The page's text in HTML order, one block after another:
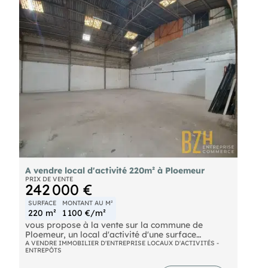
A vendre local d'activité 220m² à Ploemeur
PRIX DE VENTE
242 000 €
SURFACE
220 m²
MONTANT AU M²
1 100 €/m²
vous propose à la vente sur la commune de
Ploemeur, un local d'activité d'une surface
d'environ 220 m2 sur dalle béton, composé d'un
espace de stockage de 210 m2 avec une hauteur
de plus de 6m, équipé d'une grande porte
A VENDRE IMMOBILIER D'ENTREPRISE LOCAUX D'ACTIVITÉS -
ENTREPÔTS